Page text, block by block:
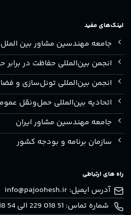
لینک‌های مفید
جامعه مهندسین مشاور بین الملل
انجمن بین‌المللی حفاظت در برابر
انجمن بین‌المللی تونل‌سازی و
اتحادیه بین‌المللی حمل‌ونقل
جامعه مهندسین مشاور ایران
سازمان برنامه و بودجه کشور
راه های ارتباطی
آدرس ایمیل: info@pajoohesh.ir
شماره تماس: 51 018 229 الی 54 018 229